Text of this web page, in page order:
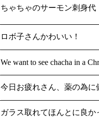
ちゃちゃのサーモン刺身代
ロボ子さんかわいい！
We want to see chacha in a
今日お疲れさん、薬の為
ガラス取れてほんとに良か